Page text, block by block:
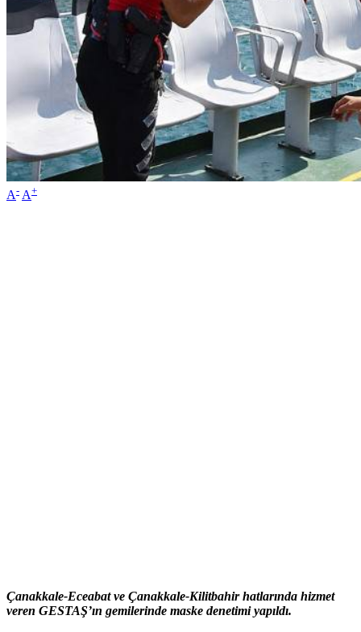
A- A+
Çanakkale-Eceabat ve Çanakkale-Kilitbahir hatlarında hizmet
veren GESTAŞ’ın gemilerinde maske denetimi yapıldı.